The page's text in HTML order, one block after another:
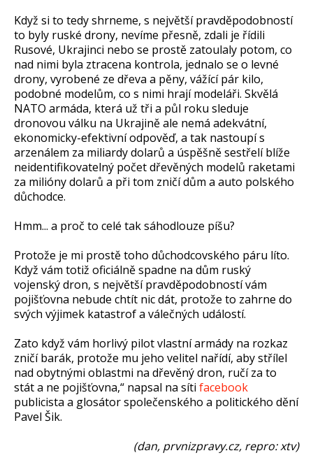
Když si to tedy shrneme, s největší pravděpodobností
to byly ruské drony, nevíme přesně, zdali je řídili
Rusové, Ukrajinci nebo se prostě zatoulaly potom, co
nad nimi byla ztracena kontrola, jednalo se o levné
drony, vyrobené ze dřeva a pěny, vážící pár kilo,
podobné modelům, co s nimi hrají modeláři. Skvělá
NATO armáda, která už tři a půl roku sleduje
dronovou válku na Ukrajině ale nemá adekvátní,
ekonomicky-efektivní odpověď, a tak nastoupí s
arzenálem za miliardy dolarů a úspěšně sestřelí blíže
neidentifikovatelný počet dřevěných modelů raketami
za milióny dolarů a při tom zničí dům a auto polského
důchodce.
Hmm... a proč to celé tak sáhodlouze píšu?
Protože je mi prostě toho důchodcovského páru líto.
Když vám totiž oficiálně spadne na dům ruský
vojenský dron, s největší pravděpodobností vám
pojišťovna nebude chtít nic dát, protože to zahrne do
svých výjimek katastrof a válečných událostí.
Zato když vám horlivý pilot vlastní armády na rozkaz
zničí barák, protože mu jeho velitel nařídí, aby střílel
nad obytnými oblastmi na dřevěný dron, ručí za to
stát a ne pojišťovna,“ napsal na síti facebook
publicista a glosátor společenského a politického dění
Pavel Šik.
(dan, prvnizpravy.cz, repro: xtv)